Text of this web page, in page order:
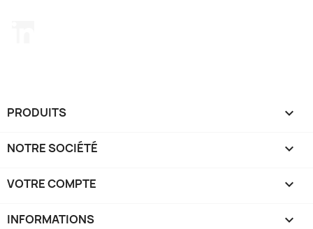
PRODUITS 
NOTRE SOCIÉTÉ 
VOTRE COMPTE 
INFORMATIONS keyboard_arrow_down